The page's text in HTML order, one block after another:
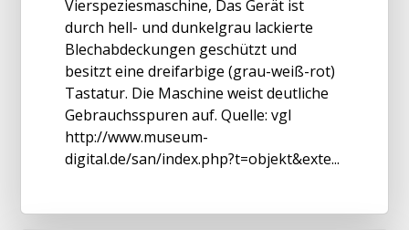
Vierspeziesmaschine, Das Gerät ist
durch hell- und dunkelgrau lackierte
Blechabdeckungen geschützt und
besitzt eine dreifarbige (grau-weiß-rot)
Tastatur. Die Maschine weist deutliche
Gebrauchsspuren auf. Quelle: vgl
http://www.museum-
digital.de/san/index.php?t=objekt&exte...